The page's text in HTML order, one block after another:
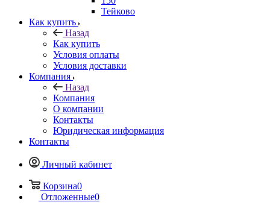
Тейково
Как купить
Назад
Как купить
Условия оплаты
Условия доставки
Компания
Назад
Компания
О компании
Контакты
Юридическая информация
Контакты
Личный кабинет
Корзина0
Отложенные0